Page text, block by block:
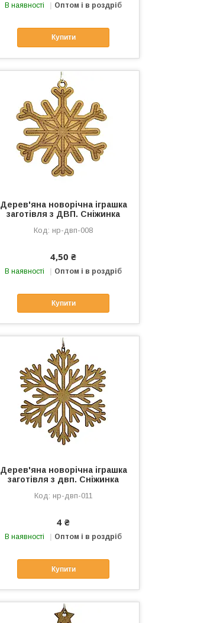
В наявності Оптом і в роздріб
Купити
Дерев'яна новорічна іграшка
заготівля з ДВП. Сніжинка
нр-двп-008
4,50 ₴
В наявності Оптом і в роздріб
Купити
Дерев'яна новорічна іграшка
заготівля з двп. Сніжинка
нр-двп-011
4 ₴
В наявності Оптом і в роздріб
Купити